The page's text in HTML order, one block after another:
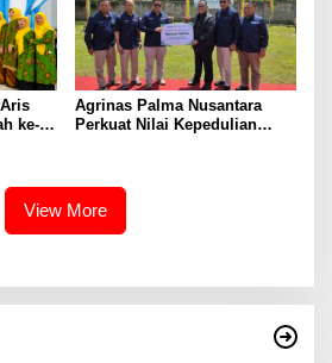
ke-
Agrinas Palma Nusantara
Perkuat Nilai Kepedulian
View More